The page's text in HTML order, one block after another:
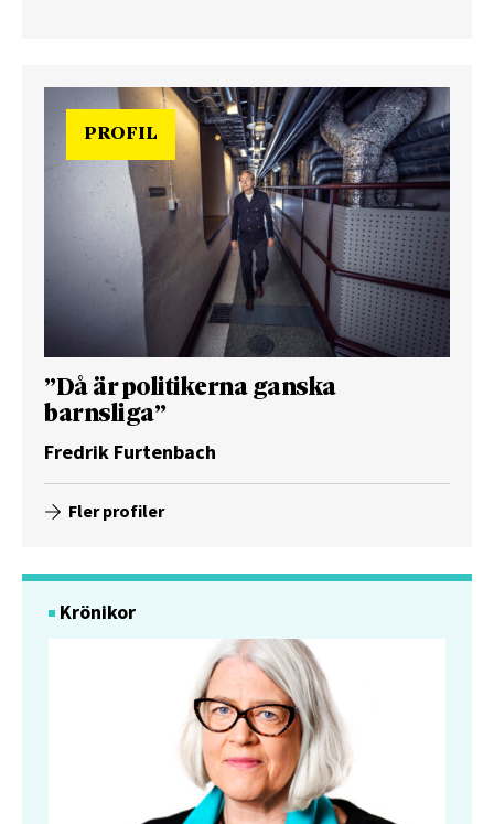
PROFIL
”Då är politikerna ganska
barnsliga”
Fredrik Furtenbach
Fler profiler
Krönikor